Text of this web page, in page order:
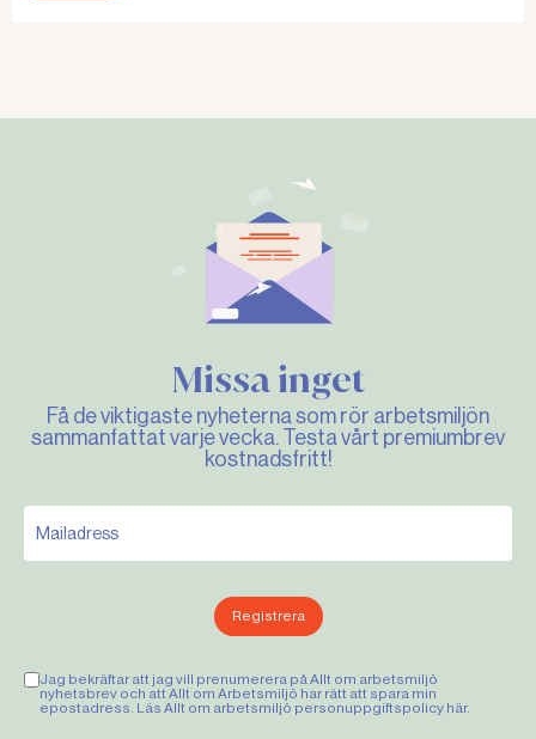
Missa inget
Få de viktigaste nyheterna som rör arbetsmiljön
sammanfattat varje vecka. Testa vårt premiumbrev
kostnadsfritt!
Registrera
Jag bekräftar att jag vill prenumerera på Allt om arbetsmiljö
nyhetsbrev och att Allt om Arbetsmiljö har rätt att spara min
epostadress. Läs Allt om arbetsmiljö personuppgiftspolicy här.